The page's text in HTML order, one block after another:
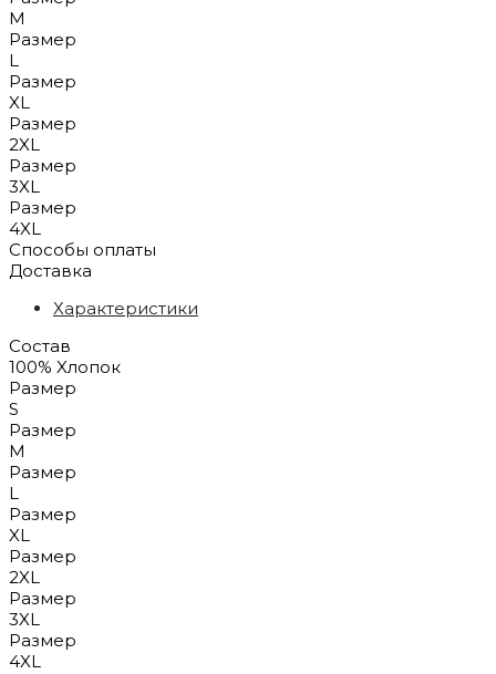
M
Размер
L
Размер
XL
Размер
2XL
Размер
3XL
Размер
4XL
Способы оплаты
Доставка
Характеристики
Состав
100% Xлопок
Размер
S
Размер
M
Размер
L
Размер
XL
Размер
2XL
Размер
3XL
Размер
4XL